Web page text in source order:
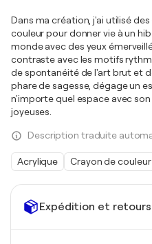
Expédition et retours
Dans ma création, j'ai utilisé
couleur pour donner vie à un
monde avec des yeux
contraste avec les motifs
de spontanéité de l'art brut et
phare de sagesse, dégage un
n'importe quel espace avec
joyeuses.
Description traduite
Acrylique Crayon de couleur